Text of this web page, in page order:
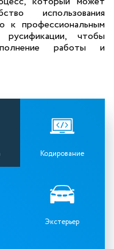
использования
к профессиональным
русификации, чтобы
работы и
Кодирование
Экстерьер